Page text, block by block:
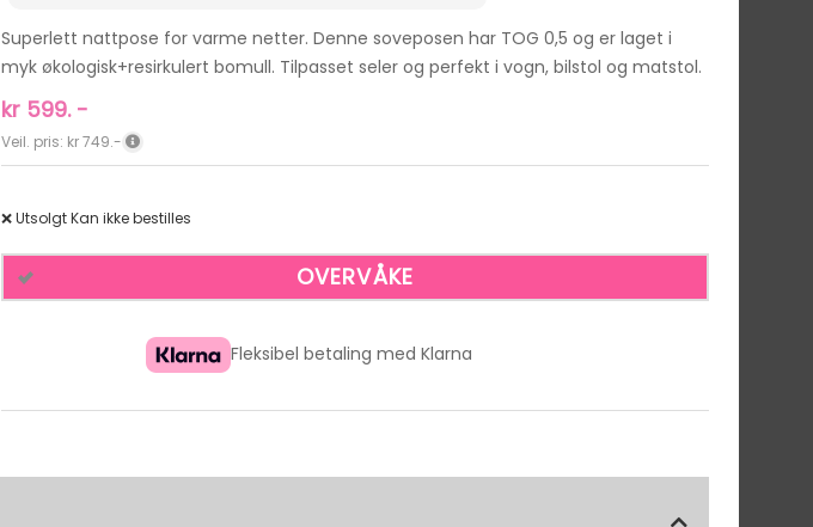
Superlett nattpose for varme netter. Denne soveposen har TOG 0,5 og er laget i
myk økologisk+resirkulert bomull. Tilpasset seler og perfekt i vogn, bilstol og matstol.
kr 599.-
Veil. pris: kr 749.-
❌ UtsolgtKan ikke bestilles
Fleksibel betaling med Klarna